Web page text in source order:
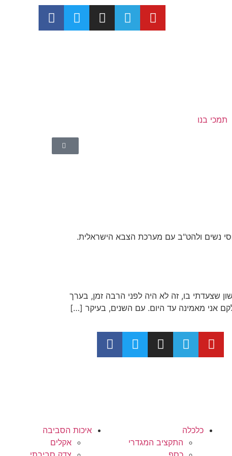
תמכי בנו
נשים ולהט"ב עם מערכת הצבא הישראלית.
שצעדתי בו, זה לא היה לפני הרבה זמן, בערך
אני מאמינה עד היום. עם השנים, בעיקר […]
כלכלה
התקציב המגדרי
איכות הסביבה
אקלים